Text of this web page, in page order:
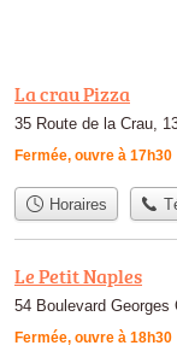
La crau Pizza
35 Route de la Crau,
Fermée, ouvre à 17h30
Horaires
Le Petit Naples
54 Boulevard Georges
Fermée, ouvre à 18h30